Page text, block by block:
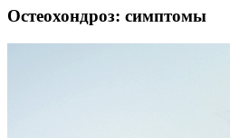
Остеохондроз: симптомы